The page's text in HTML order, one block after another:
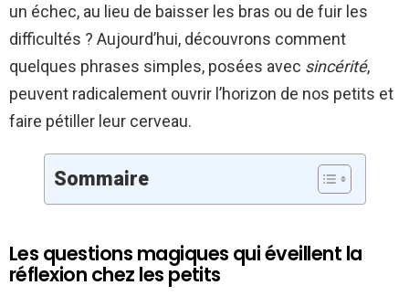
un échec, au lieu de baisser les bras ou de fuir les
difficultés ? Aujourd’hui, découvrons comment
quelques phrases simples, posées avec sincérité,
peuvent radicalement ouvrir l’horizon de nos petits et
faire pétiller leur cerveau.
Sommaire
Les questions magiques qui éveillent la
réflexion chez les petits